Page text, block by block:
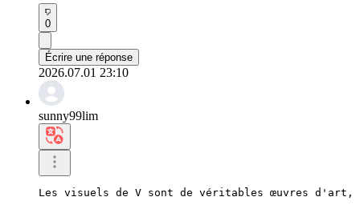
0
Écrire une réponse
2026.07.01 23:10
sunny99lim
Les visuels de V sont de véritables œuvres d'art,